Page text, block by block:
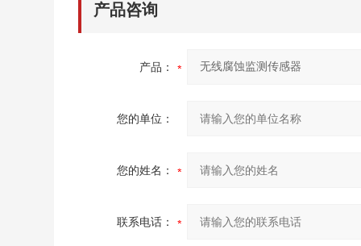
产品咨询
产品：
您的单位：
您的姓名：
联系电话：